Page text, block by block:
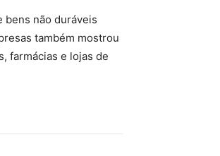
bens não duráveis
também mostrou
farmácias e lojas de